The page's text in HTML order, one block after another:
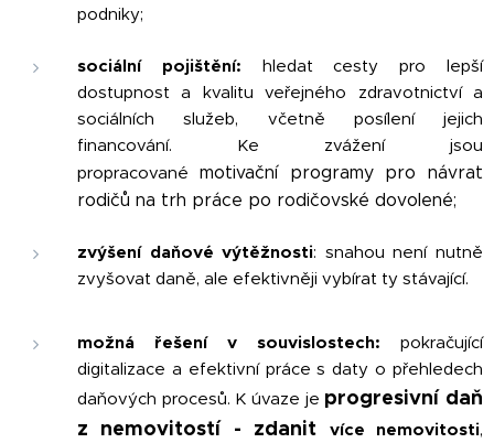
podniky;
sociální pojištění: hledat cesty pro lepší
dostupnost a kvalitu veřejného zdravotnictví a
sociálních služeb, včetně posílení jejich
financování. Ke zvážení jsou
propracované motivační programy pro návrat
rodičů na trh práce po rodičovské dovolené;
zvýšení daňové výtěžnosti: snahou není nutně
zvyšovat daně, ale efektivněji vybírat ty stávající.
možná řešení v souvislostech: pokračující
digitalizace a efektivní práce s daty o přehledech
daňových procesů. K úvaze je progresivní daň
z nemovitostí - zdanit
více nemovitosti,